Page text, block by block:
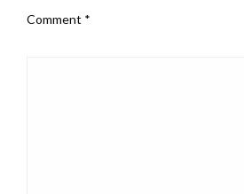
Comment *